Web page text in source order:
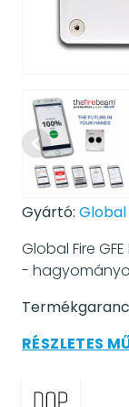
Gyártó: Global
Global Fire GFE
-
RÉSZLETES